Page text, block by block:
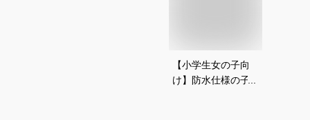
【小学生女の子向
け】防水仕様の子供